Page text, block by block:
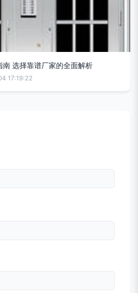
南 选择靠谱厂家的全面解析
17:19:22